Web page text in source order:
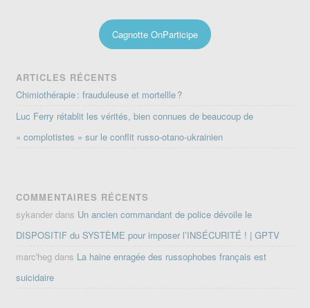
Cagnotte OnParticipe
ARTICLES RÉCENTS
Chimiothérapie : frauduleuse et mortellle ?
Luc Ferry rétablit les vérités, bien connues de beaucoup de
« complotistes » sur le conflit russo-otano-ukrainien
COMMENTAIRES RÉCENTS
sykander dans Un ancien commandant de police dévoile le
DISPOSITIF du SYSTÈME pour imposer l’INSÉCURITÉ ! | GPTV
marc'heg dans La haine enragée des russophobes français est
suicidaire